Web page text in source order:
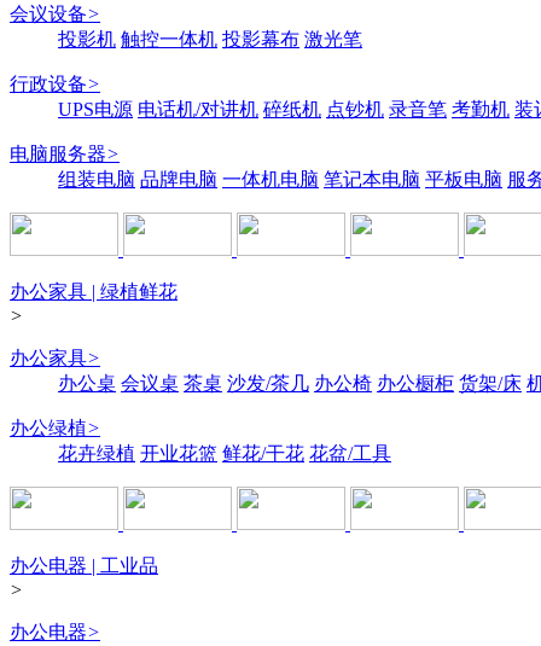
会议设备>
投影机 触控一体机 投影幕布 激光笔
行政设备>
UPS电源 电话机/对讲机 碎纸机 点钞机 录音笔 考勤机 装
电脑服务器>
组装电脑 品牌电脑 一体机电脑 笔记本电脑 平板电脑 服
办公家具 | 绿植鲜花
>
办公家具>
办公桌 会议桌 茶桌 沙发/茶几 办公椅 办公橱柜 货架/床
办公绿植>
花卉绿植 开业花篮 鲜花/干花 花盆/工具
办公电器 | 工业品
>
办公电器>